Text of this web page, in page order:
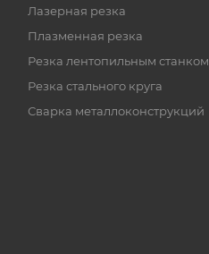
Лазерная резка
Плазменная резка
Резка лентопильным станком
Резка стального круга
Сварка металлоконструкций